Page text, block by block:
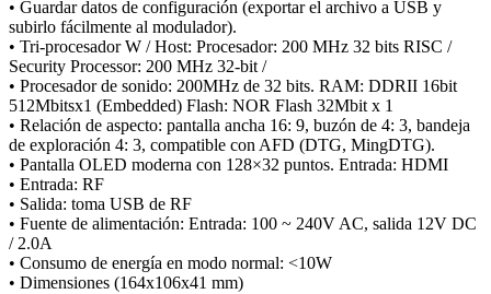
• Guardar datos de configuración (exportar el archivo a USB y
subirlo fácilmente al modulador).
• Tri-procesador W / Host: Procesador: 200 MHz 32 bits RISC /
Security Processor: 200 MHz 32-bit /
• Procesador de sonido: 200MHz de 32 bits. RAM: DDRII 16bit
512Mbitsx1 (Embedded) Flash: NOR Flash 32Mbit x 1
• Relación de aspecto: pantalla ancha 16: 9, buzón de 4: 3, bandeja
de exploración 4: 3, compatible con AFD (DTG, MingDTG).
• Pantalla OLED moderna con 128×32 puntos. Entrada: HDMI
• Entrada: RF
• Salida: toma USB de RF
• Fuente de alimentación: Entrada: 100 ~ 240V AC, salida 12V DC
/ 2.0A
• Consumo de energía en modo normal: <10W
• Dimensiones (164x106x41 mm)